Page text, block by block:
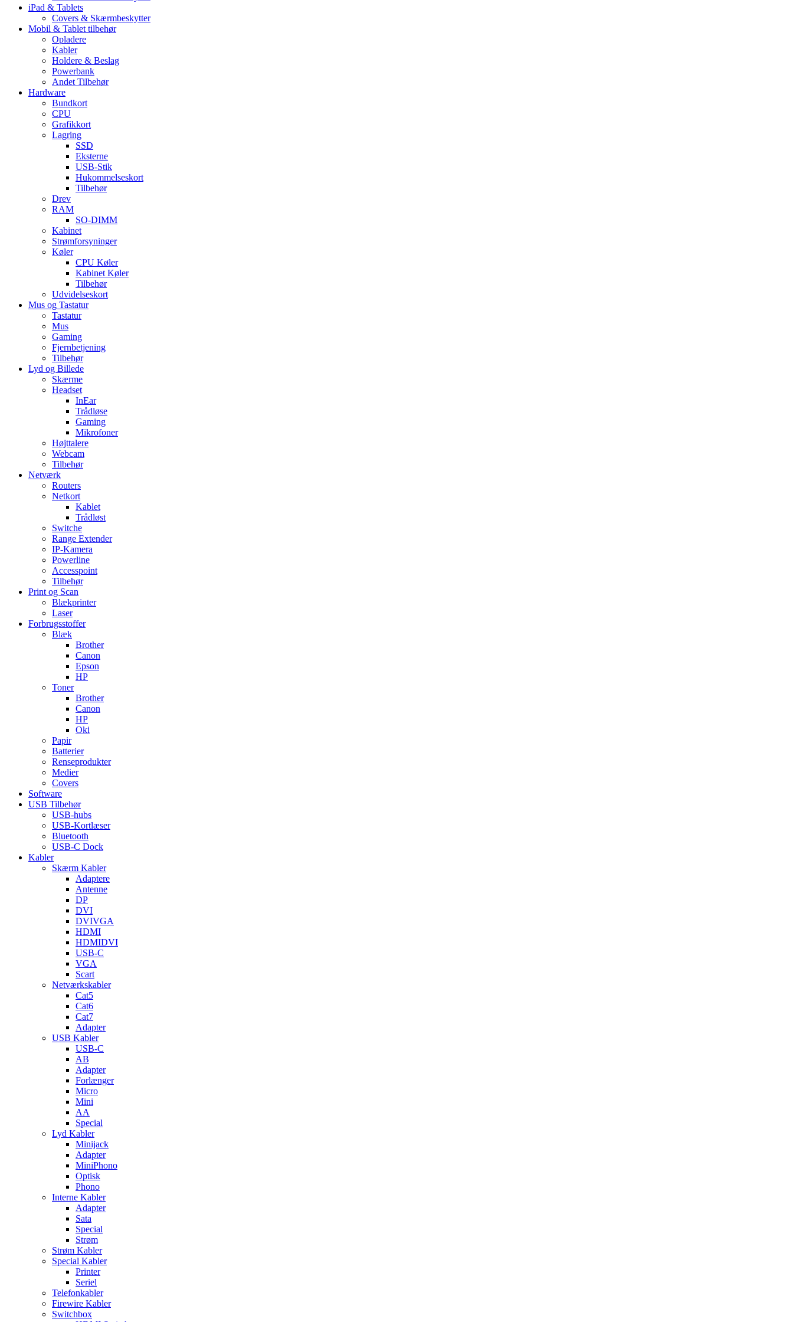
iPad & Tablets
Covers & Skærmbeskytter
Mobil & Tablet tilbehør
Opladere
Kabler
Holdere & Beslag
Powerbank
Andet Tilbehør
Hardware
Bundkort
CPU
Grafikkort
Lagring
SSD
Eksterne
USB-Stik
Hukommelseskort
Tilbehør
Drev
RAM
SO-DIMM
Kabinet
Strømforsyninger
Køler
CPU Køler
Kabinet Køler
Tilbehør
Udvidelseskort
Mus og Tastatur
Tastatur
Mus
Gaming
Fjernbetjening
Tilbehør
Lyd og Billede
Skærme
Headset
InEar
Trådløse
Gaming
Mikrofoner
Højttalere
Webcam
Tilbehør
Netværk
Routers
Netkort
Kablet
Trådløst
Switche
Range Extender
IP-Kamera
Powerline
Accesspoint
Tilbehør
Print og Scan
Blækprinter
Laser
Forbrugsstoffer
Blæk
Brother
Canon
Epson
HP
Toner
Brother
Canon
HP
Oki
Papir
Batterier
Renseprodukter
Medier
Covers
Software
USB Tilbehør
USB-hubs
USB-Kortlæser
Bluetooth
USB-C Dock
Kabler
Skærm Kabler
Adaptere
Antenne
DP
DVI
DVIVGA
HDMI
HDMIDVI
USB-C
VGA
Scart
Netværkskabler
Cat5
Cat6
Cat7
Adapter
USB Kabler
USB-C
AB
Adapter
Forlænger
Micro
Mini
AA
Special
Lyd Kabler
Minijack
Adapter
MiniPhono
Optisk
Phono
Interne Kabler
Adapter
Sata
Special
Strøm
Strøm Kabler
Special Kabler
Printer
Seriel
Telefonkabler
Firewire Kabler
Switchbox